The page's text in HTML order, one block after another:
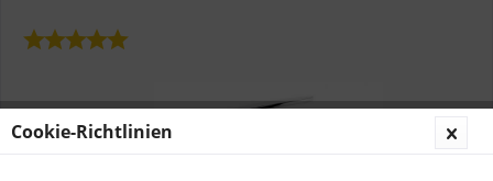
Cookie-Richtlinien